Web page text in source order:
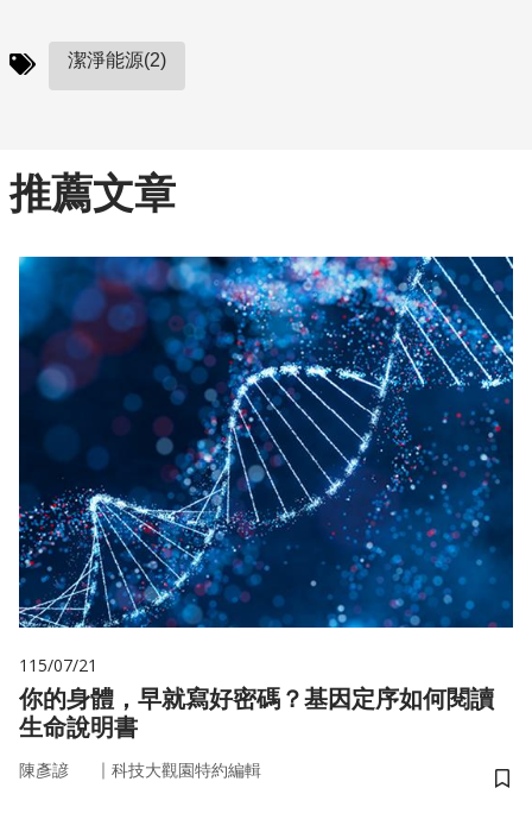
潔淨能源(2)
推薦文章
115/07/21
你的身體，早就寫好密碼？基因定序如何閱讀
生命說明書
陳彥諺 ｜ 科技大觀園特約編輯
儲